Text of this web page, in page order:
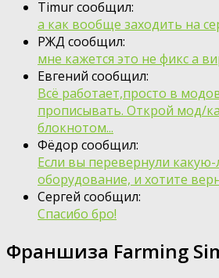
Timur сообщил:
а как вообще заходить на
РЖД сообщил:
мне кажется это не фикс а
Евгений сообщил:
Всё работает,просто в
прописывать. Открой мод/
блокнотом...
Фёдор сообщил:
Если вы перевернули какую-
оборудование, и хотите
Сергей сообщил:
Спасибо бро!
Франшиза Farming